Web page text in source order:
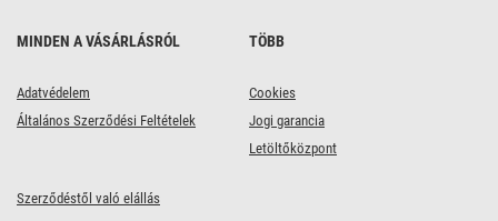
MINDEN A VÁSÁRLÁSRÓL
Adatvédelem
Általános Szerződési Feltételek
TÖBB
Cookies
Jogi garancia
Letöltőközpont
Szerződéstől való elállás